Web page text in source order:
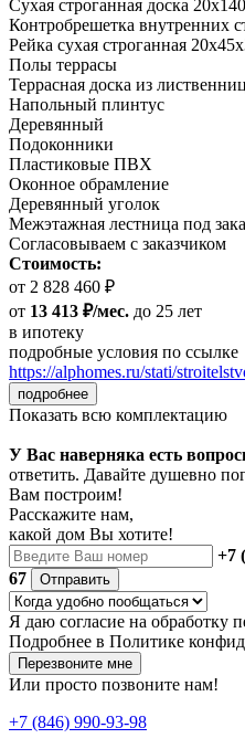
Сухая строганная доска
Контробрешетка внутренних
Рейка сухая строганная
Полы террасы
Террасная доска из
Напольный плинтус
Деревянный
Подоконники
Пластиковые ПВХ
Оконное обрамление
Деревянный уголок
Межэтажная лестница под
Согласовываем с заказчиком
Стоимость:
от 2 828 460 ₽
от 13 413 ₽/мес. до 25 лет
в ипотеку
подробные условия по ссылке
https://alphomes.ru/stati/
подробнее
Показать всю комплектацию
У Вас наверняка есть
ответить. Давайте душевно
Вам построим!
Расскажите нам,
какой дом Вы хотите!
+7 (
67
Отправить
Я даю согласие на обработку
Подробнее в Политике
Перезвоните мне
Или просто позвоните нам!
+7 (846) 990-93-98